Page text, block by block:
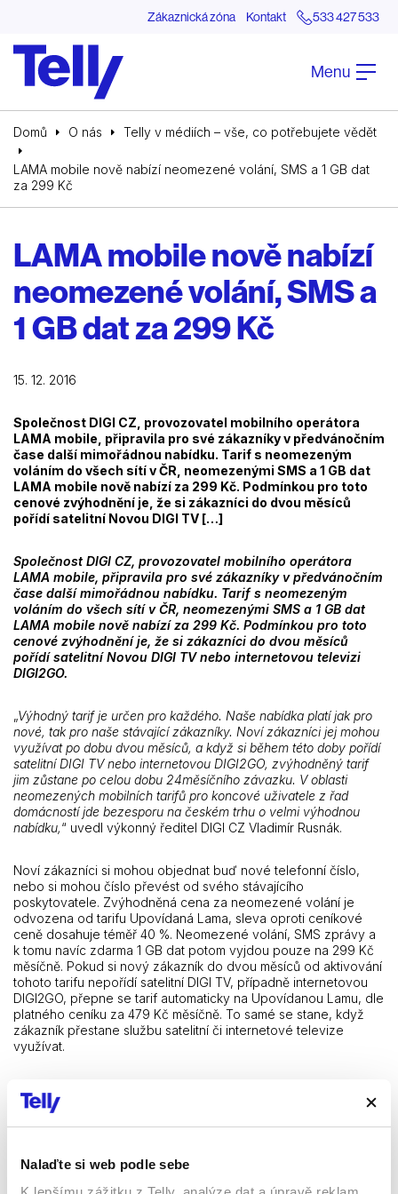
Nalaďte si web podle sebe
Zákaznická zóna Kontakt 533 427 533
Menu
Domů O nás Telly v médiích – vše, co potřebujete vědět
LAMA mobile nově nabízí neomezené volání, SMS a 1 GB dat
za 299 Kč
LAMA mobile nově nabízí
neomezené volání, SMS a
1 GB dat za 299 Kč
15. 12. 2016
Společnost DIGI CZ, provozovatel mobilního operátora
LAMA mobile, připravila pro své zákazníky v předvánočním
čase další mimořádnou nabídku. Tarif s neomezeným
voláním do všech sítí v ČR, neomezenými SMS a 1 GB dat
LAMA mobile nově nabízí za 299 Kč. Podmínkou pro toto
cenové zvýhodnění je, že si zákazníci do dvou měsíců
pořídí satelitní Novou DIGI TV […]
Společnost DIGI CZ, provozovatel mobilního operátora
LAMA mobile, připravila pro své zákazníky v předvánočním
čase další mimořádnou nabídku. Tarif s neomezeným
voláním do všech sítí v ČR, neomezenými SMS a 1 GB dat
LAMA mobile nově nabízí za 299 Kč. Podmínkou pro toto
cenové zvýhodnění je, že si zákazníci do dvou měsíců
pořídí satelitní Novou DIGI TV nebo internetovou televizi
DIGI2GO.
„Výhodný tarif je určen pro každého. Naše nabídka platí jak pro
nové, tak pro naše stávající zákazníky. Noví zákazníci jej mohou
využívat po dobu dvou měsíců, a když si během této doby pořídí
satelitní DIGI TV nebo internetovou DIGI2GO, zvýhodněný tarif
jim zůstane po celou dobu 24měsíčního závazku. V oblasti
neomezených mobilních tarifů pro koncové uživatele z řad
domácností jde bezesporu na českém trhu o velmi výhodnou
nabídku,“ uvedl výkonný ředitel DIGI CZ Vladimír Rusnák.
Noví zákazníci si mohou objednat buď nové telefonní číslo,
nebo si mohou číslo převést od svého stávajícího
poskytovatele. Zvýhodněná cena za neomezené volání je
odvozena od tarifu Upovídaná Lama, sleva oproti ceníkové
ceně dosahuje téměř 40 %. Neomezené volání, SMS zprávy a
k tomu navíc zdarma 1 GB dat potom vyjdou pouze na 299 Kč
měsíčně. Pokud si nový zákazník do dvou měsíců od aktivování
tohoto tarifu nepořídí satelitní DIGI TV, případně internetovou
DIGI2GO, přepne se tarif automaticky na Upovídanou Lamu, dle
platného ceníku za 479 Kč měsíčně. To samé se stane, když
zákazník přestane službu satelitní či internetové televize
využívat.
zákaznické lince 533 427 533, případně vyplnit jednoduchý
O LAMA mobile